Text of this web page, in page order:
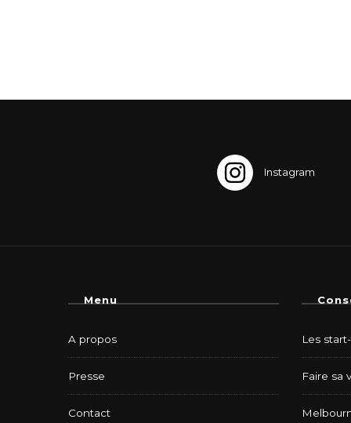
Menu
A propos
Presse
Contact
Les
Faire sa